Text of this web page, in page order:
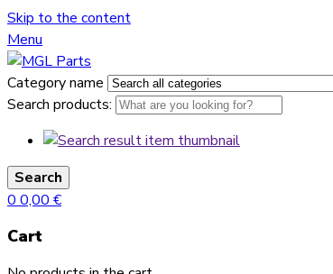
Skip to the content
Menu
Category name
Search products:
Search
0 0,00 €
Cart